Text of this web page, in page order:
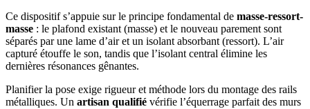
Ce dispositif s’appuie sur le principe fondamental de masse-ressort-
masse : le plafond existant (masse) et le nouveau parement sont
séparés par une lame d’air et un isolant absorbant (ressort). L’air
capturé étouffe le son, tandis que l’isolant central élimine les
dernières résonances gênantes.
Planifier la pose exige rigueur et méthode lors du montage des rails
métalliques. Un artisan qualifié vérifie l’équerrage parfait des murs